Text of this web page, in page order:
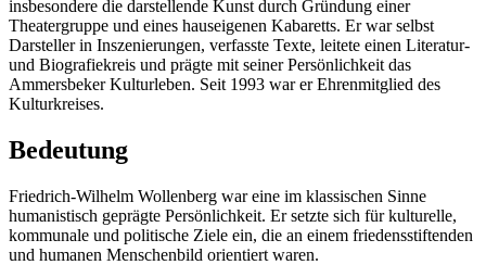
insbesondere die darstellende Kunst durch Gründung einer
Theatergruppe und eines hauseigenen Kabaretts. Er war selbst
Darsteller in Inszenierungen, verfasste Texte, leitete einen Literatur-
und Biografiekreis und prägte mit seiner Persönlichkeit das
Ammersbeker Kulturleben. Seit 1993 war er Ehrenmitglied des
Kulturkreises.
Bedeutung
Friedrich-Wilhelm Wollenberg war eine im klassischen Sinne
humanistisch geprägte Persönlichkeit. Er setzte sich für kulturelle,
kommunale und politische Ziele ein, die an einem friedensstiftenden
und humanen Menschenbild orientiert waren.